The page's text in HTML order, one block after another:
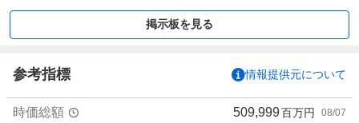
買
3
3
.
掲示板を見る
参考指標 情報提供元について
時価総額 509,999百万円 08/07